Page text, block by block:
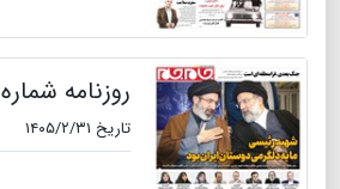
روزنامه شماره ۷۳۲۷
تاریخ ۱۴۰۵/۲/۳۱